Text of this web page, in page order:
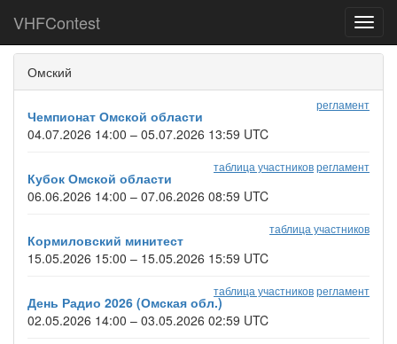
VHFContest
Омский
регламент
Чемпионат Омской области
04.07.2026 14:00 – 05.07.2026 13:59 UTC
таблица участниковрегламент
Кубок Омской области
06.06.2026 14:00 – 07.06.2026 08:59 UTC
таблица участников
Кормиловский минитест
15.05.2026 15:00 – 15.05.2026 15:59 UTC
таблица участниковрегламент
День Радио 2026 (Омская обл.)
02.05.2026 14:00 – 03.05.2026 02:59 UTC